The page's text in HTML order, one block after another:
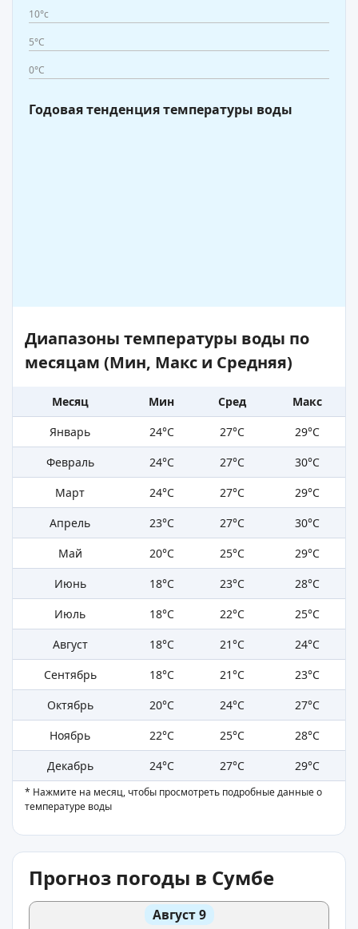
10°c
5°C
0°C
Годовая тенденция температуры воды
Диапазоны температуры воды по
месяцам (Мин, Макс и Средняя)
Месяц Мин Сред
Макс
Январь
24°C 27°C
29°C
Февраль
24°C 27°C
30°C
Март
24°C 27°C
29°C
Апрель
23°C 27°C
30°C
Май
20°C 25°C
29°C
Июнь
18°C 23°C
28°C
Июль
18°C 22°C
25°C
Август
18°C 21°C
24°C
Сентябрь
18°C 21°C
23°C
Октябрь
20°C 24°C
27°C
Ноябрь
22°C 25°C
28°C
Декабрь
24°C 27°C 29°C
* Нажмите на месяц, чтобы просмотреть подробные данные о
температуре воды
Прогноз погоды в Сумбе
Август 9